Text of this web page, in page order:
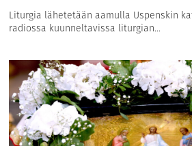
Liturgia lähetetään aamulla Uspenskin
radiossa kuunneltavissa liturgian...